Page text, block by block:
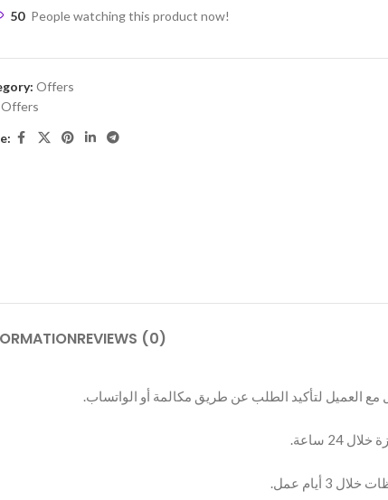
50 People watching this product now!
Offers
Offers
REVIEWS (0)
مع العميل لتأكيد الطلب عن طريق مكالمة أو الواتساب.
24 ساعة.
3 أيام عمل.